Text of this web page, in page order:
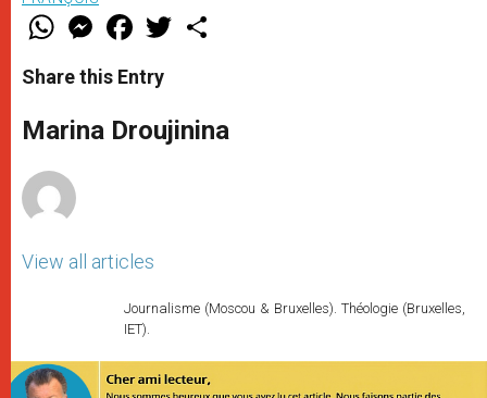
W
t
s
p
p
M
e
s
e
g
e
F
a
e
b
o
k
w
r
Share this Entry
Marina Droujinina
View all articles
Journalisme (Moscou & Bruxelles). Théologie (Bruxelles,
IET).